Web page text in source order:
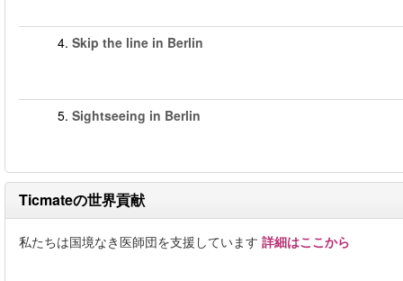
4. Skip the line in Berlin
5. Sightseeing in Berlin
Ticmateの世界貢献
私たちは国境なき医師団を支援しています 詳細はここから